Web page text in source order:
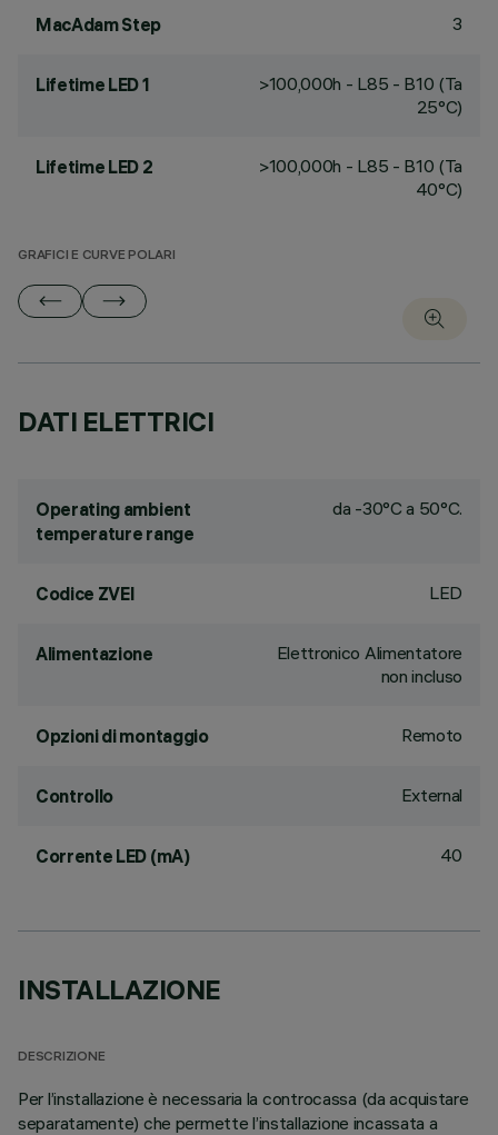
MacAdam Step 3
Lifetime LED 1
>100,000h - L85 - B10 (Ta
25°C)
Lifetime LED 2
>100,000h - L85 - B10 (Ta
40°C)
GRAFICI E CURVE POLARI
DATI ELETTRICI
Operating ambient
temperature range
da -30°C a 50°C.
Codice ZVEI LED
Alimentazione
Elettronico Alimentatore
non incluso
Opzioni di montaggio Remoto
Controllo External
Corrente LED (mA) 40
INSTALLAZIONE
DESCRIZIONE
Per l’installazione è necessaria la controcassa (da acquistare
separatamente) che permette l’installazione incassata a